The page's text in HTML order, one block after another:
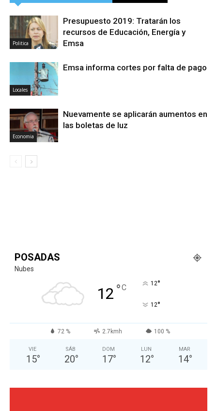
Politica
Presupuesto 2019: Tratarán los
recursos de Educación, Energía y
Emsa
Locales
Emsa informa cortes por falta de pago
Economia
Nuevamente se aplicarán aumentos en
las boletas de luz
POSADAS
Nubes
12 °C 12°
12°
72 % 2.7kmh 100 %
VIE
15°
SÁB
20°
DOM
17°
LUN
12°
MAR
14°